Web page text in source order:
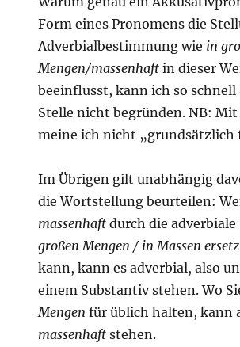
Form eines Pronomens die
Adverbialbestimmung wie in
Mengen/massenhaft in dieser
beeinflusst, kann ich so schnell
Stelle nicht begründen. NB:
meine ich nicht „grundsätzlich
Im Übrigen gilt unabhängig
die Wortstellung beurteilen:
massenhaft durch die
großen Mengen / in Massen
kann, kann es adverbial, also
einem Substantiv stehen. Wo
Mengen für üblich halten, kann
massenhaft stehen.